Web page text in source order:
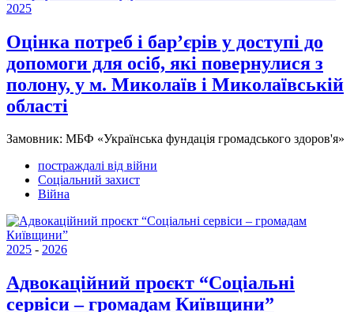
2025
Оцінка потреб і бар’єрів у доступі до
допомоги для осіб, які повернулися з
полону, у м. Миколаїв і Миколаївській
області
Замовник: МБФ «Українська фундація громадського здоров'я»
постраждалі від війни
Соціальний захист
Війна
2025 - 2026
Адвокаційний проєкт “Соціальні
сервіси – громадам Київщини”